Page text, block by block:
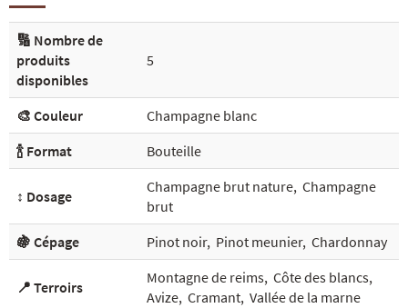
🔢 Nombre de
produits
disponibles
5
🎨 Couleur
Champagne blanc
🍾 Format
Bouteille
↕️ Dosage
Champagne brut nature, Champagne
brut
🍇 Cépage
Pinot noir, Pinot meunier, Chardonnay
📍 Terroirs
Montagne de reims, Côte des blancs,
Avize, Cramant, Vallée de la marne